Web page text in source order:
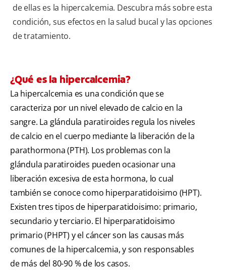
de ellas es la hipercalcemia. Descubra más sobre esta
condición, sus efectos en la salud bucal y las opciones
de tratamiento.
¿Qué es la hipercalcemia?
La hipercalcemia es una condición que se
caracteriza por un nivel elevado de calcio en la
sangre. La glándula paratiroides regula los niveles
de calcio en el cuerpo mediante la liberación de la
parathormona (PTH). Los problemas con la
glándula paratiroides pueden ocasionar una
liberación excesiva de esta hormona, lo cual
también se conoce como hiperparatidoisimo (HPT).
Existen tres tipos de hiperparatidoisimo: primario,
secundario y terciario. El hiperparatidoisimo
primario (PHPT) y el cáncer son las causas más
comunes de la hipercalcemia, y son responsables
de más del 80-90 % de los casos.